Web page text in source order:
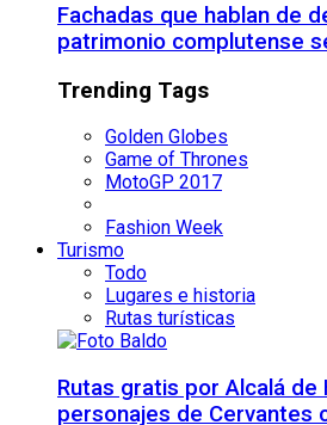
Fachadas que hablan de
patrimonio complutense
Trending Tags
Golden Globes
Game of Thrones
MotoGP 2017
Fashion Week
Turismo
Todo
Lugares e historia
Rutas turísticas
Rutas gratis por Alcalá de
personajes de Cervantes